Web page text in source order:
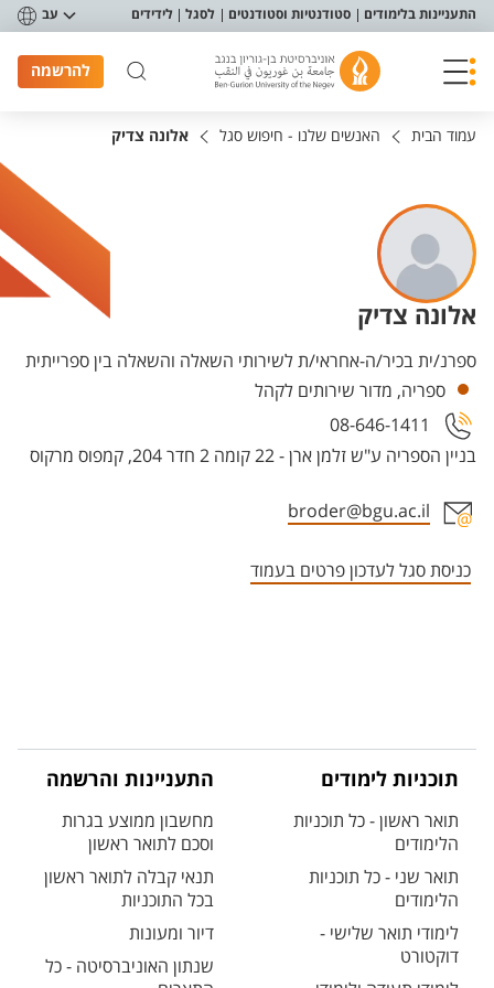
תפריט נגישות
התעניינות בלימודים סטודנטיות וסטודנטים לסגל לידידים עב
להרשמה
עמוד הבית האנשים שלנו - חיפוש סגל אלונה צדיק
אלונה צדיק
יחידות
ספרנ/ית בכיר/ה-אחראי/ת לשירותי השאלה והשאלה בין ספרייתית
ספריה, מדור שירותים לקהל
בניין הספריה ע"ש זלמן ארן - 22 קומה 2 חדר 204, קמפוס מרקוס
08-646-1411
broder@bgu.ac.il
כניסת סגל לעדכון פרטים בעמוד
תוכניות לימודים
תואר ראשון - כל תוכניות
הלימודים
תואר שני - כל תוכניות
הלימודים
לימודי תואר שלישי -
דוקטורט
התעניינות והרשמה
מחשבון ממוצע בגרות
וסכם לתואר ראשון
תנאי קבלה לתואר ראשון
בכל התוכניות
דיור ומעונות
שנתון האוניברסיטה - כל